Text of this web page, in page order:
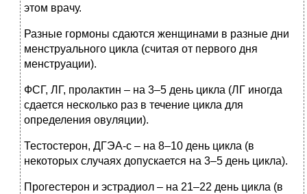
этом врачу.
Разные гормоны сдаются женщинами в разные дни
менструального цикла (считая от первого дня
менструации).
ФСГ, ЛГ, пролактин – на 3–5 день цикла (ЛГ иногда
сдается несколько раз в течение цикла для
определения овуляции).
Тестостерон, ДГЭА-с – на 8–10 день цикла (в
некоторых случаях допускается на 3–5 день цикла).
Прогестерон и эстрадиол – на 21–22 день цикла (в